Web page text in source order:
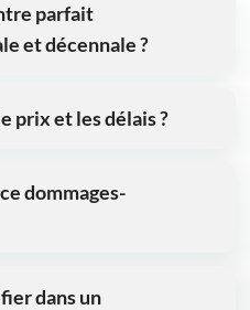
parfait
et décennale ?
prix et les délais ?
dommages-
dans un